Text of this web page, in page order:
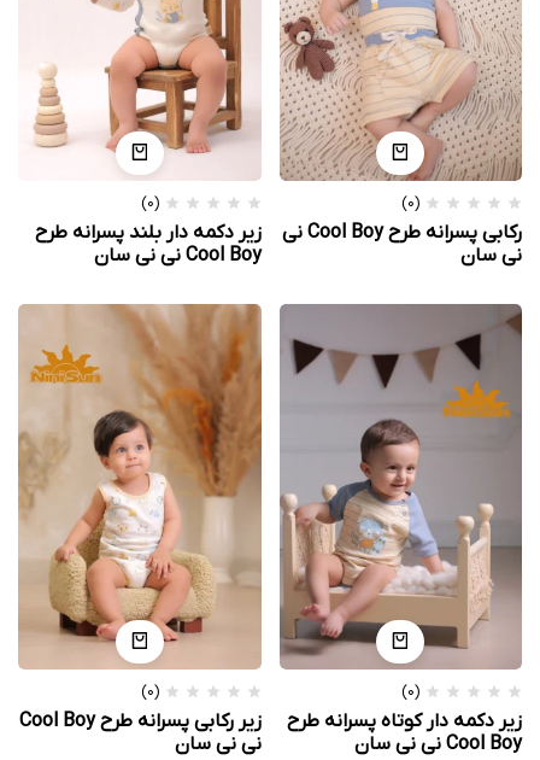
(0)
رکابی پسرانه طرح Cool Boy نی
نی سان
(0)
زیر دکمه دار بلند پسرانه طرح
Cool Boy نی نی سان
(0)
زیر دکمه دار کوتاه پسرانه طرح
Cool Boy نی نی سان
(0)
زیر رکابی پسرانه طرح Cool Boy
نی نی سان